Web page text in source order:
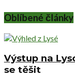
Oblíbené články
Výstup na
se těšit